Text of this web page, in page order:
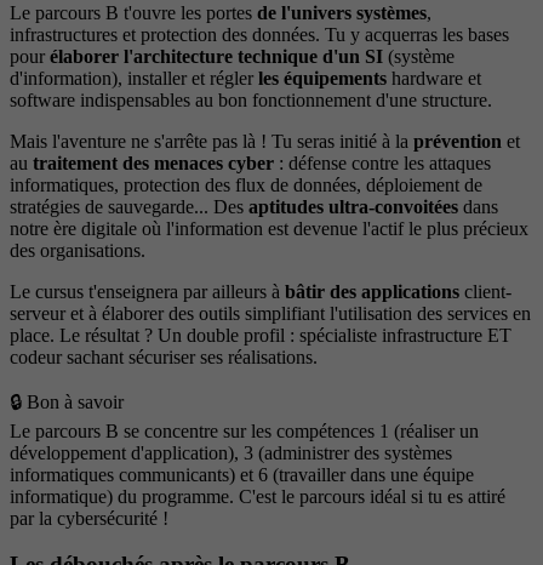
Le parcours B t'ouvre les portes de l'univers systèmes,
infrastructures et protection des données. Tu y acquerras les bases
pour élaborer l'architecture technique d'un SI (système
d'information), installer et régler les équipements hardware et
software indispensables au bon fonctionnement d'une structure.
Mais l'aventure ne s'arrête pas là ! Tu seras initié à la prévention et
au traitement des menaces cyber : défense contre les attaques
informatiques, protection des flux de données, déploiement de
stratégies de sauvegarde... Des aptitudes ultra-convoitées dans
notre ère digitale où l'information est devenue l'actif le plus précieux
des organisations.
Le cursus t'enseignera par ailleurs à bâtir des applications client-
serveur et à élaborer des outils simplifiant l'utilisation des services en
place. Le résultat ? Un double profil : spécialiste infrastructure ET
codeur sachant sécuriser ses réalisations.
🔒 Bon à savoir
Le parcours B se concentre sur les compétences 1 (réaliser un
développement d'application), 3 (administrer des systèmes
informatiques communicants) et 6 (travailler dans une équipe
informatique) du programme. C'est le parcours idéal si tu es attiré
par la cybersécurité !